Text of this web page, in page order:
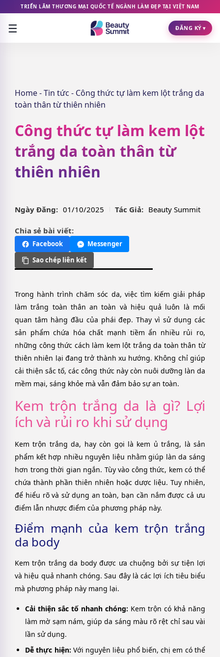
TRIỂN LÃM THƯƠNG MẠI QUỐC TẾ NGÀNH LÀM ĐẸP TẠI VIỆT NAM
☰ ĐĂNG KÝ ▾
Home-Tin tức - Công thức tự làm kem lột trắng da
toàn thân từ thiên nhiên
Công thức tự làm kem lột
trắng da toàn thân từ
thiên nhiên
Ngày Đăng: 01/10/2025 Tác Giả: Beauty Summit
Chia sẻ bài viết:
Facebook
Messenger
Sao chép liên kết
Trong hành trình chăm sóc da, việc tìm kiếm giải pháp
làm trắng toàn thân an toàn và hiệu quả luôn là mối
quan tâm hàng đầu của phái đẹp. Thay vì sử dụng các
sản phẩm chứa hóa chất mạnh tiềm ẩn nhiều rủi ro,
những công thức cách làm kem lột trắng da toàn thân từ
thiên nhiên lại đang trở thành xu hướng. Không chỉ giúp
cải thiện sắc tố, các công thức này còn nuôi dưỡng làn da
mềm mại, sáng khỏe mà vẫn đảm bảo sự an toàn.
Kem trộn trắng da là gì? Lợi
ích và rủi ro khi sử dụng
Kem trộn trắng da, hay còn gọi là kem ủ trắng, là sản
phẩm kết hợp nhiều nguyên liệu nhằm giúp làn da sáng
hơn trong thời gian ngắn. Tùy vào công thức, kem có thể
chứa thành phần thiên nhiên hoặc dược liệu. Tuy nhiên,
để hiểu rõ và sử dụng an toàn, bạn cần nắm được cả ưu
điểm lẫn nhược điểm của phương pháp này.
Điểm mạnh của kem trộn trắng
da body
Kem trộn trắng da body được ưa chuộng bởi sự tiện lợi
và hiệu quả nhanh chóng. Sau đây là các lợi ích tiêu biểu
mà phương pháp này mang lại.
Cải thiện sắc tố nhanh chóng: Kem trộn có khả năng
làm mờ sạm nám, giúp da sáng màu rõ rệt chỉ sau vài
lần sử dụng.
Dễ thực hiện: Với nguyên liệu phổ biến, chị em có thể